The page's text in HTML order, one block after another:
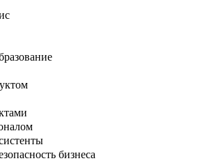
бизнеса